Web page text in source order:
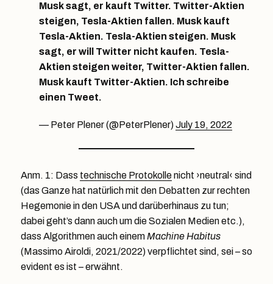
Musk sagt, er kauft Twitter. Twitter-Aktien
steigen, Tesla-Aktien fallen. Musk kauft
Tesla-Aktien. Tesla-Aktien steigen. Musk
sagt, er will Twitter nicht kaufen. Tesla-
Aktien steigen weiter, Twitter-Aktien fallen.
Musk kauft Twitter-Aktien. Ich schreibe
einen Tweet.
— Peter Plener (@PeterPlener)July 19, 2022
Anm. 1: Dass technische Protokollenicht ›neutral‹ sind
(das Ganze hat natürlich mit den Debatten zur rechten
Hegemonie in den USA und darüberhinaus zu tun;
dabei geht’s dann auch um die Sozialen Medien etc.),
dass Algorithmen auch einem Machine Habitus
(Massimo Airoldi, 2021/2022) verpflichtet sind, sei – so
evident es ist – erwähnt.